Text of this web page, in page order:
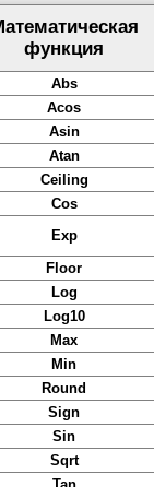
функция
Abs
Acos
Asin
Atan
Ceiling
Cos
Exp
Floor
Log
Log10
Max
Min
Round
Sign
Sin
Sqrt